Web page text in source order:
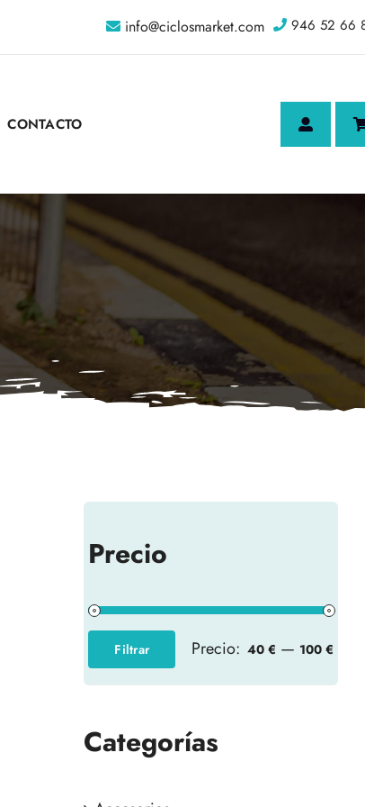
info@ciclosmarket.com 946 52 66
CONTACTO
Precio
Precio
mínimo
Precio
máximo
Filtrar Precio: 40 € — 100 €
Categorías